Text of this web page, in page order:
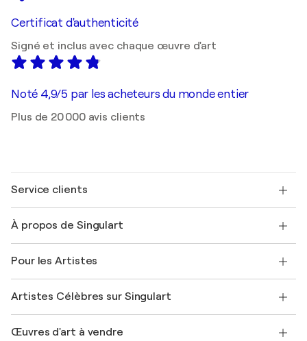
Certificat d'authenticité
Signé et inclus avec chaque œuvre d'art
Noté 4,9/5 par les acheteurs du monde entier
Plus de 20 000 avis clients
Service clients
Expédition
Offrir une carte cadeau
Rejoignez notre programme commercial
Mon compte
+33 1 76 44 06 42
À propos de Singulart
FAQ
Magazine Singulart
Emplois
Découvrez une sélection d'art original
Pour les Artistes
Se connecter en tant qu'Artiste
Artistes Célèbres sur Singulart
Marc Chagall
Œuvres d'art à vendre